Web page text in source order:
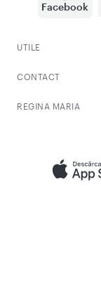
Facebook
UTILE
CONTACT
REGINA MARIA